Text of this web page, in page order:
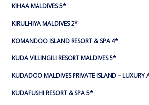
KIHAA MALDIVES 5*
KIRULHIYA MALDIVES 2*
KOMANDOO ISLAND RESORT & SPA 4*
KUDA VILLINGILI RESORT MALDIVES 5*
KUDADOO MALDIVES PRIVATE ISLAND – LUXURY
KUDAFUSHI RESORT & SPA 5*